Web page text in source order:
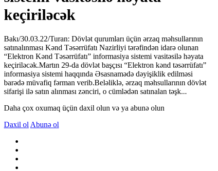
keçiriləcək
Bakı/30.03.22/Turan: Dövlət qurumları üçün ərzaq məhsullarının
satınalınması Kənd Təsərrüfatı Nazirliyi tərəfindən idarə olunan
“Elektron Kənd Təsərrüfatı” informasiya sistemi vasitəsilə həyata
keçiriləcək.Martın 29-da dövlət başçısı “Elektron kənd təsərrüfatı”
informasiya sistemi haqqında Əsasnamədə dəyişiklik edilməsi
barədə müvafiq fərman verib.Beləliklə, ərzaq məhsullarının dövlət
sifarişi ilə satın alınması zənciri, o cümlədən satınalan təşk...
Daha çox oxumaq üçün daxil olun və ya abunə olun
Daxil ol Abunə ol